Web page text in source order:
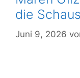
die
Juni 9, 2026